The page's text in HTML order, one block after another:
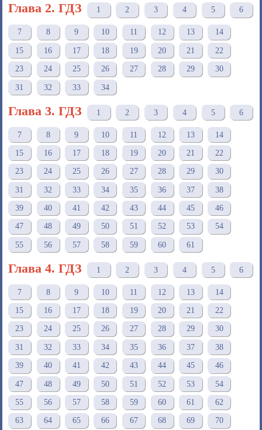
Глава 2. ГДЗ 1 2 3 4 5 6
7 8 9 10 11 12 13 14
15 16 17 18 19 20 21 22
23 24 25 26 27 28 29 30
31 32 33 34
Глава 3. ГДЗ 1 2 3 4 5 6
7 8 9 10 11 12 13 14
15 16 17 18 19 20 21 22
23 24 25 26 27 28 29 30
31 32 33 34 35 36 37 38
39 40 41 42 43 44 45 46
47 48 49 50 51 52 53 54
55 56 57 58 59 60 61
Глава 4. ГДЗ 1 2 3 4 5 6
7 8 9 10 11 12 13 14
15 16 17 18 19 20 21 22
23 24 25 26 27 28 29 30
31 32 33 34 35 36 37 38
39 40 41 42 43 44 45 46
47 48 49 50 51 52 53 54
55 56 57 58 59 60 61 62
63 64 65 66 67 68 69 70